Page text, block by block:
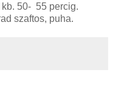
50- 55 percig.
szaftos, puha.